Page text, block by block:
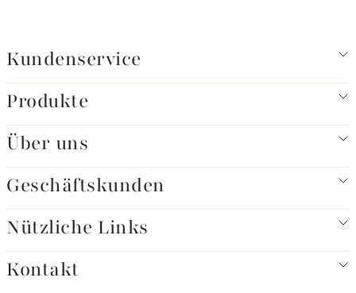
Kundenservice
Produkte
Über uns
Geschäftskunden
Nützliche Links
Kontakt